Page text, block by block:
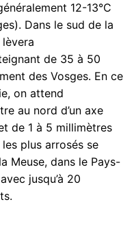
12-13°C
Dans le sud de la
de 35 à 50
des Vosges. En ce
on attend
au nord d’un axe
de 1 à 5 millimètres
plus arrosés se
Meuse, dans le Pays-
jusqu’à 20